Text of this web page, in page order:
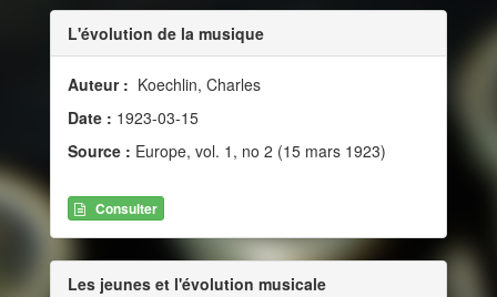
L'évolution de la musique
Auteur : Koechlin, Charles
Date : 1923-03-15
Source : Europe, vol. 1, no 2 (15 mars 1923)
Consulter
Les jeunes et l'évolution musicale